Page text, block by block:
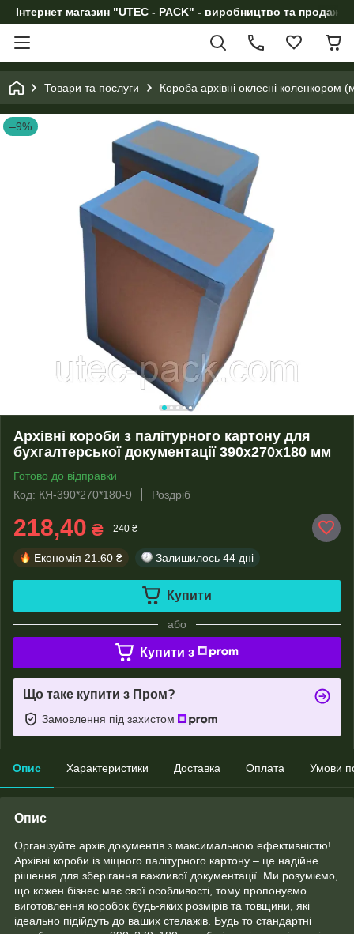
Інтернет магазин "UTEC - PACK" - виробництво та продаж
Товари та послуги Короба архівні оклеєні коленкором
–9%
Архівні короби з палітурного картону для
бухгалтерської документації 390х270х180 мм
Готово до відправки
Код: КЯ-390*270*180-9
Роздріб
218,40 ₴ 240 ₴
Економія 21.60 ₴ Залишилось 44 дні
Купити
або
Купити з
Що таке купити з Пром?
Замовлення під захистом
Опис Характеристики Доставка Оплата Умови
Опис
Організуйте архів документів з максимальною ефективністю!
Архівні короби із міцного палітурного картону – це надійне
рішення для зберігання важливої ​​документації. Ми розуміємо,
що кожен бізнес має свої особливості, тому пропонуємо
виготовлення коробок будь-яких розмірів та товщини, які
ідеально підійдуть до ваших стелажів. Будь то стандартні